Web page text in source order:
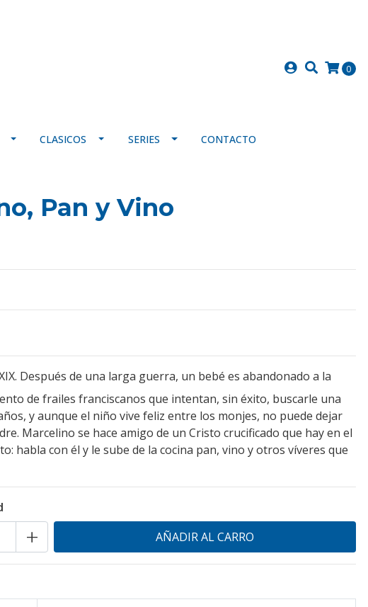
0
CLASICOS SERIES CONTACTO
Pan y Vino
Después de una larga guerra, un bebé es abandonado a la
de frailes franciscanos que intentan, sin éxito, buscarle una
y aunque el niño vive feliz entre los monjes, no puede dejar
Marcelino se hace amigo de un Cristo crucificado que hay en el
habla con él y le sube de la cocina pan, vino y otros víveres que
+